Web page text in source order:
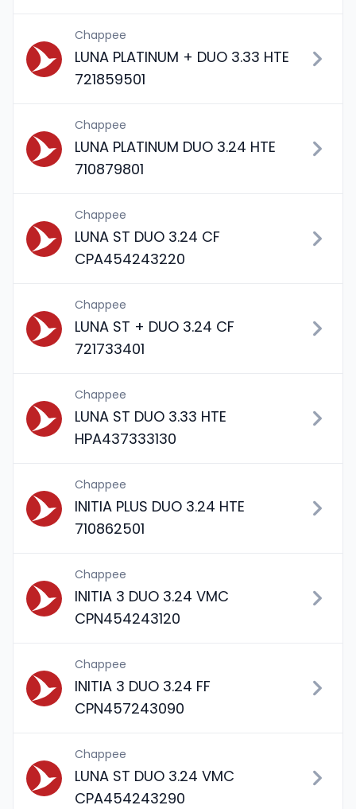
Chappee
LUNA PLATINUM + DUO 3.33 HTE
721859501
Chappee
LUNA PLATINUM DUO 3.24 HTE
710879801
Chappee
LUNA ST DUO 3.24 CF
CPA454243220
Chappee
LUNA ST + DUO 3.24 CF
721733401
Chappee
LUNA ST DUO 3.33 HTE
HPA437333130
Chappee
INITIA PLUS DUO 3.24 HTE
710862501
Chappee
INITIA 3 DUO 3.24 VMC
CPN454243120
Chappee
INITIA 3 DUO 3.24 FF
CPN457243090
Chappee
LUNA ST DUO 3.24 VMC
CPA454243290